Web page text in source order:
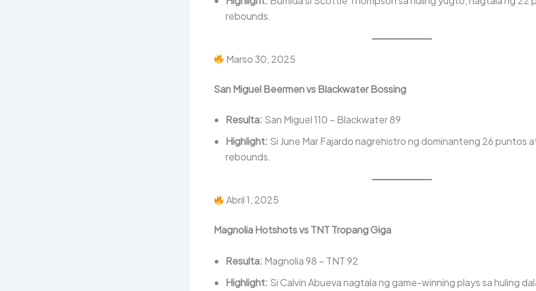
rebounds.
Marso 30, 2025
San Miguel Beermen vs Blackwater Bossing
Resulta: San Miguel 110 – Blackwater 89
Highlight: Si June Mar Fajardo nagrehistro ng dominanteng 26 puntos
rebounds.
Abril 1, 2025
Magnolia Hotshots vs TNT Tropang Giga
Resulta: Magnolia 98 – TNT 92
Highlight: Si Calvin Abueva nagtala ng game-winning plays sa huling